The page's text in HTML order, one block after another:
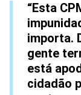
“Esta
importa.
gente
está
cidadão